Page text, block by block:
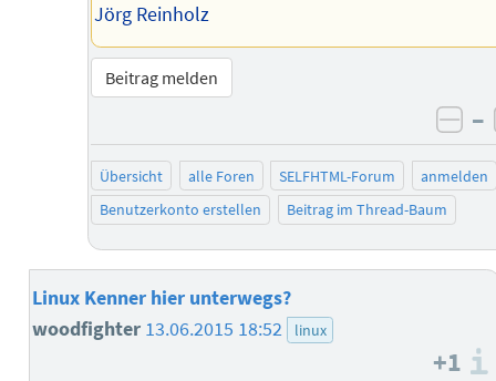
Jörg Reinholz
Beitrag melden
–
Übersicht alle Foren SELFHTML-Forum
anmelden
Benutzerkonto erstellen
Beitrag im Thread-Baum
Linux Kenner hier unterwegs?
woodfighter 13.06.2015 18:52 linux
+1